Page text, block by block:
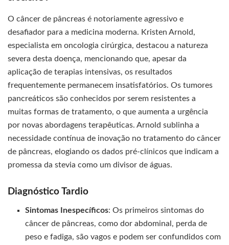
O câncer de pâncreas é notoriamente agressivo e
desafiador para a medicina moderna. Kristen Arnold,
especialista em oncologia cirúrgica, destacou a natureza
severa desta doença, mencionando que, apesar da
aplicação de terapias intensivas, os resultados
frequentemente permanecem insatisfatórios. Os tumores
pancreáticos são conhecidos por serem resistentes a
muitas formas de tratamento, o que aumenta a urgência
por novas abordagens terapêuticas. Arnold sublinha a
necessidade contínua de inovação no tratamento do câncer
de pâncreas, elogiando os dados pré-clínicos que indicam a
promessa da stevia como um divisor de águas.
Diagnóstico Tardio
Sintomas Inespecíficos: Os primeiros sintomas do
câncer de pâncreas, como dor abdominal, perda de
peso e fadiga, são vagos e podem ser confundidos com